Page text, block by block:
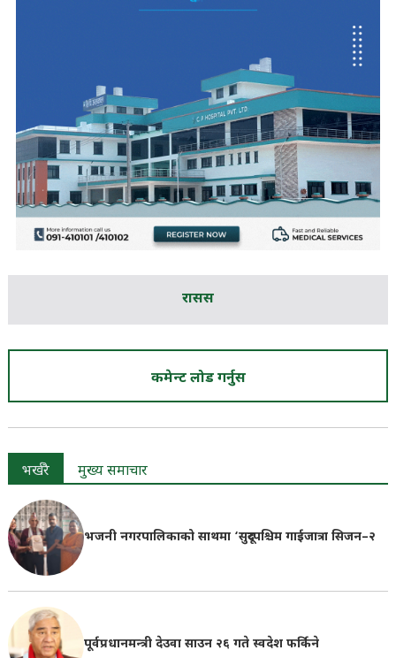
रासस
कमेन्ट लोड गर्नुस
भर्खरै मुख्य समाचार
भजनी नगरपालिकाको साथमा ‘सुदूरपश्चिम गाईजात्रा सिजन–२
पूर्वप्रधानमन्त्री देउवा साउन २६ गते स्वदेश फर्किने